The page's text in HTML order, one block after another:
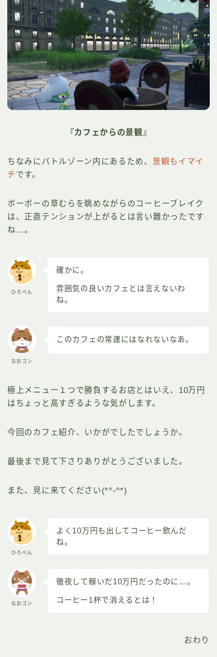
『カフェからの景観』
ちなみにバトルゾーン内にあるため、 景観もイマイ
チ です。
ボーボーの草むらを眺めながらのコーヒーブレイク
は、正直テンションが上がるとは言い難かったです
ね…。
ひろぺん
確かに。
雰囲気の良いカフェとは言えないわ
ね。
なおゴン
このカフェの常連にはなれないなあ。
極上メニュー１つで勝負するお店とはいえ、10万円
はちょっと高すぎるような気がします。
今回のカフェ紹介、いかがでしたでしょうか。
最後まで見て下さりありがとうございました。
また、見に来てください(*^-^*)
ひろぺん
よく10万円も出してコーヒー飲んだ
ね。
なおゴン
徹夜して稼いだ10万円だったのに…。
コーヒー1杯で消えるとは！
おわり